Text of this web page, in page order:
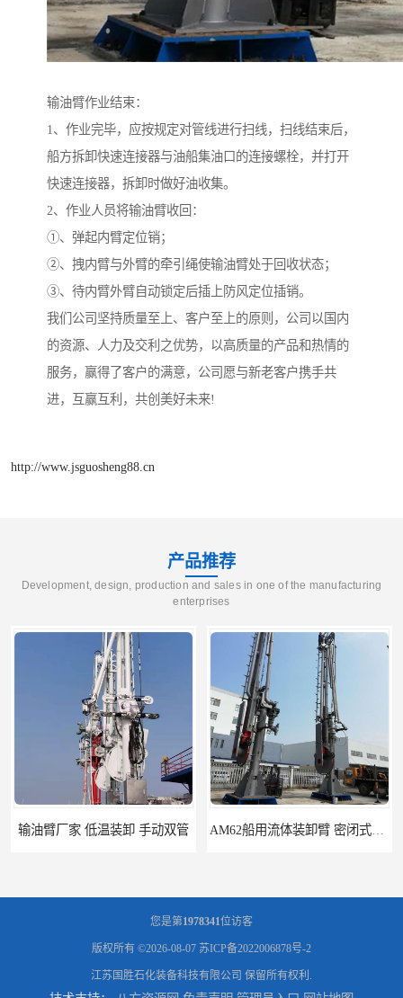
输油臂作业结束：
1、作业完毕，应按规定对管线进行扫线，扫线结束后，
船方拆卸快速连接器与油船集油口的连接螺栓，并打开
快速连接器，拆卸时做好油收集。
2、作业人员将输油臂收回：
①、弹起内臂定位销；
②、拽内臂与外臂的牵引绳使输油臂处于回收状态；
③、待内臂外臂自动锁定后插上防风定位插销。
我们公司坚持质量至上、客户至上的原则，公司以国内
的资源、人力及交利之优势，以高质量的产品和热情的
服务，赢得了客户的满意，公司愿与新老客户携手共
进，互赢互利，共创美好未来!
http://www.jsguosheng88.cn
产品推荐
Development, design, production and sales in one of the manufacturing
enterprises
输油臂厂家 低温装卸 手动双管
您是第1978341位访客
版权所有 ©2026-08-07 苏ICP备2022006878号-2
江苏国胜石化装备科技有限公司 保留所有权利.